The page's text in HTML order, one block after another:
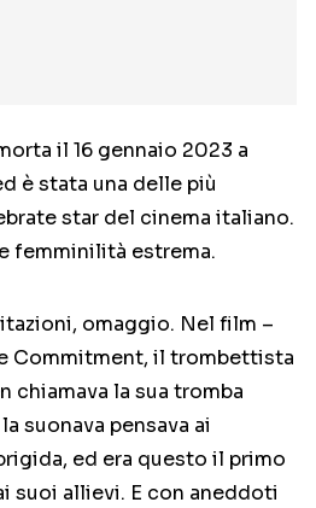
il 16 gennaio 2023 a
è stata una delle più
star del cinema italiano.
femminilità estrema.
omaggio. Nel film –
Commitment, il trombettista
chiamava la sua tromba
suonava pensava ai
ed era questo il primo
suoi allievi. E con aneddoti